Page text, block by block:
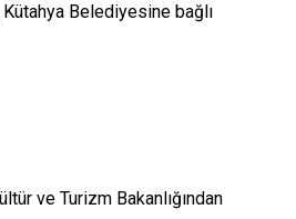
Belediyesine bağlı
ve Turizm Bakanlığından